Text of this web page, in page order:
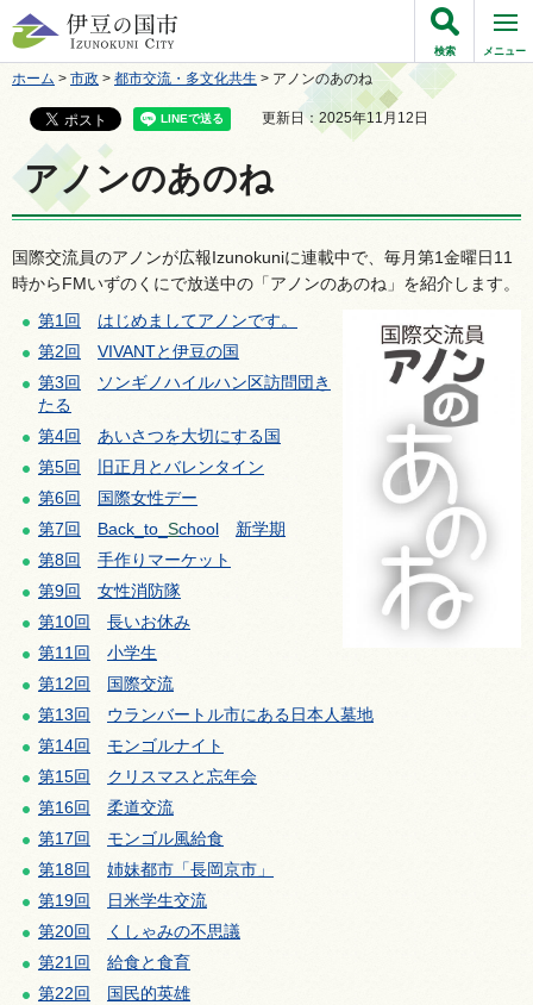
伊豆の国市
検索 メニュー
ホーム > 市政 > 都市交流・多文化共生 > アノンのあのね
更新日：2025年11月12日
アノンのあのね
国際交流員のアノンが広報Izunokuniに連載中で、毎月第1金曜日11
時からFMいずのくにで放送中の「アノンのあのね」を紹介します。
第1回
は じめましてアノンです。
第2回
VIVANTと伊豆の国
第3回
ソ ンギノハイルハン区訪問団き
たる
第4回
あいさつを大切にする国
第5回
旧正月とバレンタイン
第6回
国際女性デー
第7回
Back_to_ School 新学期
第8回
手作りマーケット
第9回
女性消防隊
第10回
長いお休み
第11回
小学生
第12回
国際交流
第13回
ウランバートル市にある日本人墓地
第14回
モンゴルナイト
第15回
クリスマスと忘年会
第16回
柔道交流
第17回
モンゴル風給食
第18回
姉妹都市「長岡京市」
第19回
日米学生交流
第20回
く しゃみの不思議
第21回
給食と食育
第22回
国民的英雄